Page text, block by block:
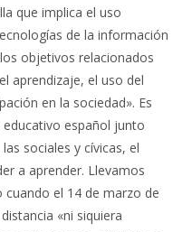
que implica el uso
de la información
objetivos relacionados
aprendizaje, el uso del
en la sociedad». Es
español junto
sociales y cívicas, el
a aprender. Llevamos
cuando el 14 de marzo de
«ni siquiera